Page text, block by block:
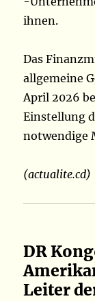
ihnen.
Das
allgemeine
April 2026
Einstellung
notwendige
(actualite.cd)
DR
Leiter